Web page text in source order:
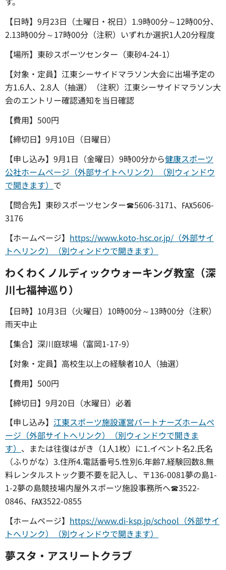
【日時】9月23日（土曜日・祝日）1.9時00分～12時00分、
2.13時00分～17時00分（注釈）いずれか選択1人20分程度
【場所】東砂スポーツセンター（東砂4-24-1）
【対象・定員】江東シーサイドマラソン大会に出場予定の
方1.6人、2.8人（抽選）（注釈）江東シーサイドマラソン大
会のエントリー確認通知を当日確認
【費用】500円
【締切日】9月10日（日曜日）
【申し込み】9月1日（金曜日）9時00分から健康スポーツ
公社ホームページ（外部サイトへリンク）（別ウィンドウ
で開きます） で
【問合先】東砂スポーツセンター☎5606-3171、℻5606-
3176
【ホームページ】 https://www.koto-hsc.or.jp/（外部サイ
トへリンク）（別ウィンドウで開きます）
わくわくノルディックウォーキング教室（深
川七福神巡り）
【日時】10月3日（火曜日）10時00分～13時00分（注釈）
雨天中止
【集合】深川庭球場（富岡1-17-9）
【対象・定員】高校生以上の経験者10人（抽選）
【費用】500円
【締切日】9月20日（水曜日）必着
【申し込み】 江東スポーツ施設運営パートナーズホームペ
ージ（外部サイトへリンク）（別ウィンドウで開きま
す） 、または往復はがき（1人1枚）に1.イベント名2.氏名
（ふりがな）3.住所4.電話番号5.性別6.年齢7.経験回数8.無
料レンタルストック要不要を記入し、〒136-0081夢の島1-
1-2夢の島競技場内屋外スポーツ施設事務所へ☎3522-
0846、℻3522-0855
【ホームページ】 https://www.di-ksp.jp/school（外部サイ
トへリンク）（別ウィンドウで開きます）
夢スタ・アスリートクラブ